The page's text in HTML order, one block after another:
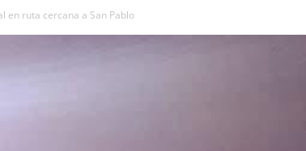
en ruta cercana a San Pablo